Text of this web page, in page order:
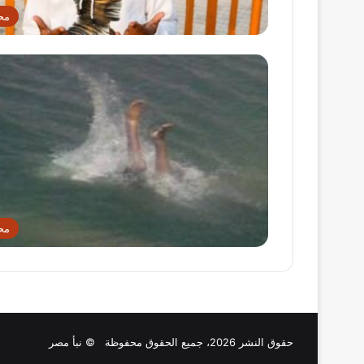
حقوق النشر 2026، جميع الحقوق محفوظة © نبأ مصر